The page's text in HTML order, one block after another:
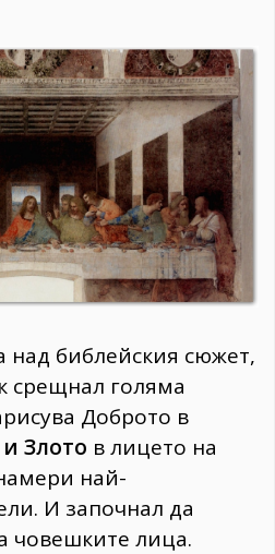
над библейския сюжет,
срещнал голяма
Доброто в
Злото в лицето на
най-
И започнал да
човешките лица.